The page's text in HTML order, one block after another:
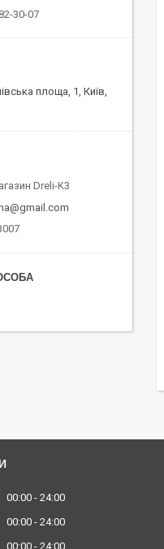
30-07
площа, 1, Київ,
Dreli-K3
00:00
24:00
00:00
24:00
00:00 24:00